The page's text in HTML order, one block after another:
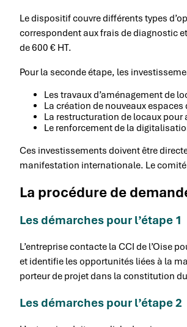
Le dispositif couvre différents types
correspondent aux frais de diagnostic
de 600 € HT.
Pour la seconde étape, les
Les travaux d’aménagement de
La création de nouveaux espaces
La restructuration de locaux pour
Le renforcement de la
Ces investissements doivent être
manifestation internationale. Le comité
La procédure de
Les démarches pour l’étape 1
L’entreprise contacte la CCI de l’Oise
et identifie les opportunités liées à la
porteur de projet dans la constitution
Les démarches pour l’étape 2